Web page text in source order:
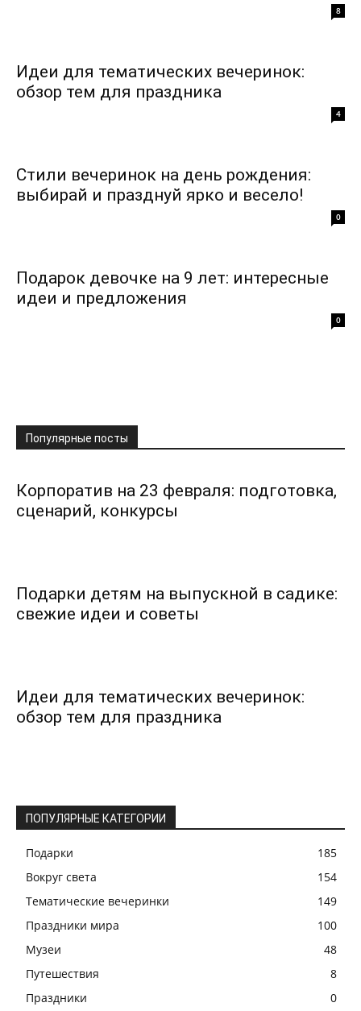
8
Идеи для тематических вечеринок:
обзор тем для праздника
4
Стили вечеринок на день рождения:
выбирай и празднуй ярко и весело!
0
Подарок девочке на 9 лет: интересные
идеи и предложения
0
Популярные посты
Корпоратив на 23 февраля: подготовка,
сценарий, конкурсы
Подарки детям на выпускной в садике:
свежие идеи и советы
Идеи для тематических вечеринок:
обзор тем для праздника
ПОПУЛЯРНЫЕ КАТЕГОРИИ
Подарки
185
Вокруг света
154
Тематические вечеринки
149
Праздники мира
100
Музеи
48
Путешествия
8
Праздники
0